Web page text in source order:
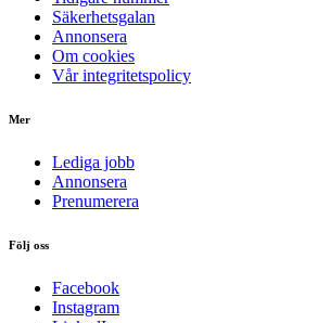
Säkerhetsgalan
Annonsera
Om cookies
Vår integritetspolicy
Mer
Lediga jobb
Annonsera
Prenumerera
Följ oss
Facebook
Instagram